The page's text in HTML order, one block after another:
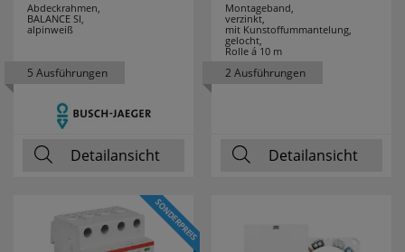
Abdeckrahmen,
BALANCE SI,
alpinweiß
5 Ausführungen
Detailansicht
Montageband,
verzinkt,
mit Kunstoffummantelung,
gelocht,
Rolle á 10 m
2 Ausführungen
Detailansicht